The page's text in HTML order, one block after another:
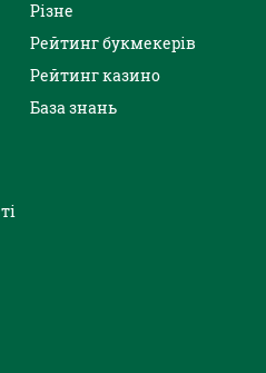
Різне
Рейтинг букмекерів
Рейтинг казино
База знань